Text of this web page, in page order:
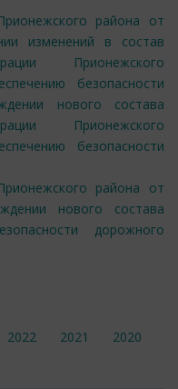
района от
изменений в состав
Прионежского
безопасности
нового состава
Прионежского
безопасности
района от
нового состава
дорожного
2022 2021
2020